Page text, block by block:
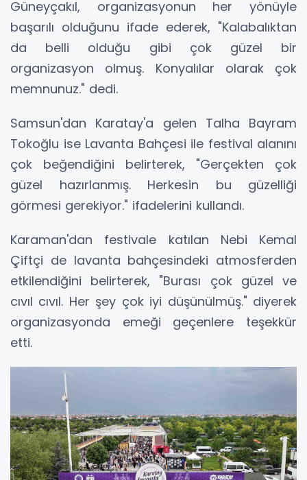
Güneyçakıl, organizasyonun her yönüyle
başarılı olduğunu ifade ederek, "Kalabalıktan
da belli olduğu gibi çok güzel bir
organizasyon olmuş. Konyalılar olarak çok
memnunuz." dedi.
Samsun'dan Karatay'a gelen Talha Bayram
Tokoğlu ise Lavanta Bahçesi ile festival alanını
çok beğendiğini belirterek, "Gerçekten çok
güzel hazırlanmış. Herkesin bu güzelliği
görmesi gerekiyor." ifadelerini kullandı.
Karaman'dan festivale katılan Nebi Kemal
Çiftçi de lavanta bahçesindeki atmosferden
etkilendiğini belirterek, "Burası çok güzel ve
cıvıl cıvıl. Her şey çok iyi düşünülmüş." diyerek
organizasyonda emeği geçenlere teşekkür
etti.